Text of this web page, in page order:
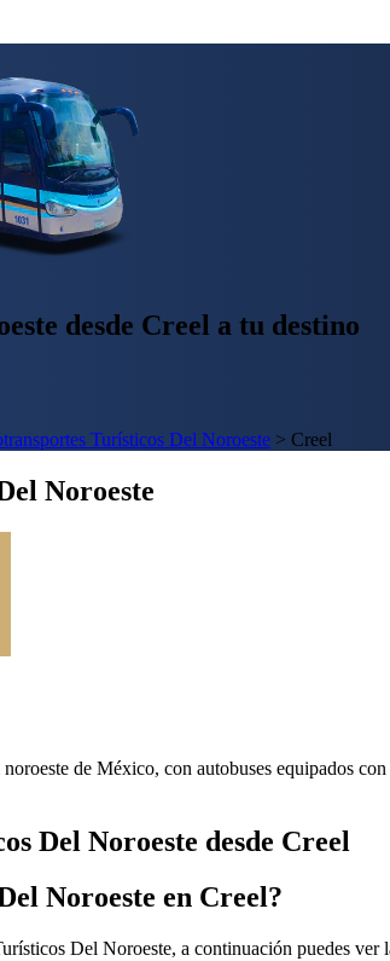
desde Creel a tu destino
Turísticos Del Noroeste > Creel
Noroeste
de México, con autobuses equipados
Del Noroeste desde Creel
Noroeste en Creel?
Del Noroeste, a continuación puedes